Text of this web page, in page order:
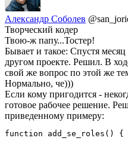
Александр Соболев
Творческий кодер
Твою-ж папу...Тостер!
Бывает и такое: Спустя
другом проекте. Решил. В
свой же вопрос по этой же
Нормально, че)))
Если кому пригодится -
готовое рабочее решение.
приведенному примеру:
function add_se_roles() {